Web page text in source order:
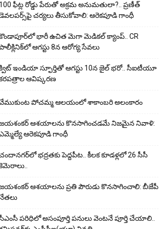
ఫీట్ల రోడ్డు పేరుతో అక్రమ అనుమతులా?.. ప్రణీత్
చర్యలు తీసుకోవాలి: ఆరెకపూడి గాంధీ
భారీ ఉచిత మెగా మెడికల్ క్యాంప్.. CR
ఆగస్టు 8న ఆరోగ్య సేవలు
ఇండియా స్ఫూర్తితో ఆగస్టు 10న జైల్ భరో.. సీఐటీయూ
ఆవిష్కరణ
పోచమ్మ ఆలయంలో శాకాంబరి అలంకారం
ఆశయాలను కొనసాగించడమే నిజమైన నివాళి:
ఆరెక‌పూడి గాంధీ
భద్రతకు పెద్దపీట.. కీలక కూడళ్లలో 26 సీసీ
ఆశయాలను ప్రతి పౌరుడు కొనసాగించాలి: బీజేపీ
పరిధిలో అసంపూర్తి పనులు వెంటనే పూర్తి చేయాలి..